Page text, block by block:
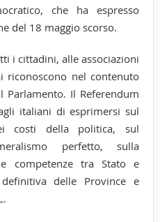
che ha espresso
del 18 maggio scorso.
i cittadini, alle associazioni
riconoscono nel contenuto
Il Referendum
italiani di esprimersi sul
costi della politica, sul
perfetto, sulla
competenze tra Stato e
definitiva delle Province e